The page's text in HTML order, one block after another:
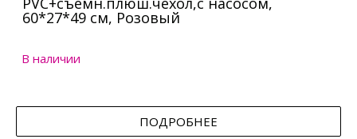
60*27*49 см, Розовый
В наличии
ПОДРОБНЕЕ